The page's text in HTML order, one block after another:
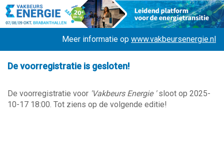
Meer informatie op www.vakbeursenergie.nl
De voorregistratie is gesloten!
De voorregistratie voor 'Vakbeurs Energie ' sloot op 2025-
10-17 18:00. Tot ziens op de volgende editie!